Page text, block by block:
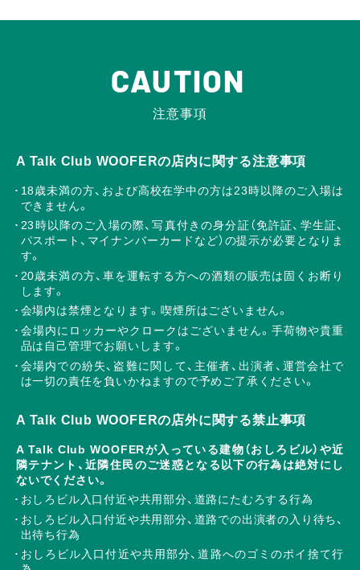
CAUTION
注意事項
A Talk Club WOOFERの店内に関する注意事項
18歳未満の方、および高校在学中の方は23時以降のご入場は
できません。
23時以降のご入場の際、写真付きの身分証（免許証、学生証、
パスポート、マイナンバーカードなど）の提示が必要となりま
す。
20歳未満の方、車を運転する方への酒類の販売は固くお断り
します。
会場内は禁煙となります。喫煙所はございません。
会場内にロッカーやクロークはございません。手荷物や貴重
品は自己管理でお願いします。
会場内での紛失、盗難に関して、主催者、出演者、運営会社で
は一切の責任を負いかねますので予めご了承ください。
A Talk Club WOOFERの店外に関する禁止事項
A Talk Club WOOFERが入っている建物（おしろビル）や近
隣テナント、近隣住民のご迷惑となる以下の行為は絶対にし
ないでください。
おしろビル入口付近や共用部分、道路にたむろする行為
おしろビル入口付近や共用部分、道路での出演者の入り待ち、
出待ち行為
おしろビル入口付近や共用部分、道路へのゴミのポイ捨て行